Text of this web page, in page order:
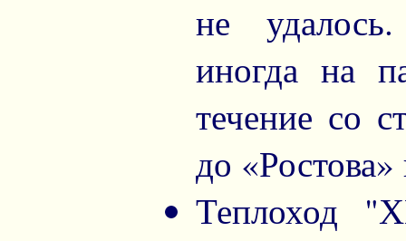
не
иногда на
течение со
до
Теплоход